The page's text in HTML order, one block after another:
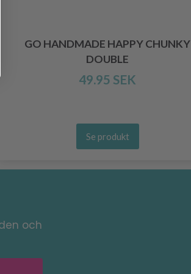
GO HANDMADE HAPPY CHUNKY
DOUBLE
49.95 SEK
Se produkt
och